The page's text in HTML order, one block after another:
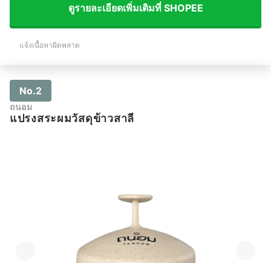
ดูรายละเอียดเพิ่มเติมที่ SHOPEE
แจ้งเนื้อหาผิดพลาด
No.2
ถนอม
แปรงสระผมวัสดุข้าวสาลี